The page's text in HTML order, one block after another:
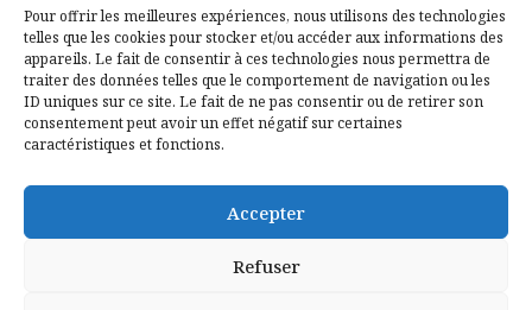
Pour offrir les meilleures expériences, nous utilisons des technologies
telles que les cookies pour stocker et/ou accéder aux informations des
appareils. Le fait de consentir à ces technologies nous permettra de
traiter des données telles que le comportement de navigation ou les
ID uniques sur ce site. Le fait de ne pas consentir ou de retirer son
consentement peut avoir un effet négatif sur certaines
caractéristiques et fonctions.
Accepter
Refuser
Mentions légales
Politique de confidentialité